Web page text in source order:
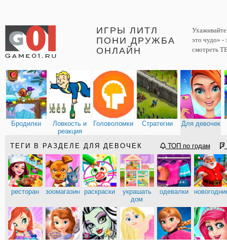
ИГРЫ ЛИТЛ
ПОНИ ДРУЖБА
ОНЛАЙН
это чудо» -
смотреть
Бродилки
Ловкость и
реакция
Головоломки Стратегии Для девочек
ТЕГИ В РАЗДЕЛЕ ДЛЯ ДЕВОЧЕК ТОП по годам
ресторан зоомагазин раскраски
украшать
дом
одевалки